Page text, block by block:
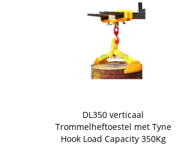
DL350 verticaal
Trommelheftoestel met Tyne
Hook Load Capacity 350Kg